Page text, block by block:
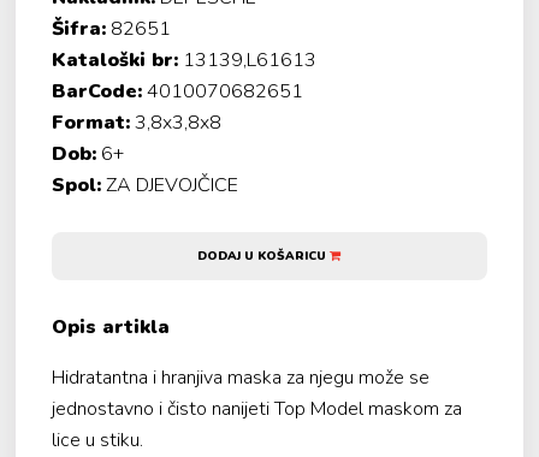
Šifra: 82651
Kataloški br: 13139,L61613
BarCode:4010070682651
Format:3,8x3,8x8
Dob: 6+
Spol:ZA DJEVOJČICE
DODAJ U KOŠARICU
Opis artikla
Hidratantna i hranjiva maska za njegu može se
jednostavno i čisto nanijeti Top Model maskom za
lice u stiku.